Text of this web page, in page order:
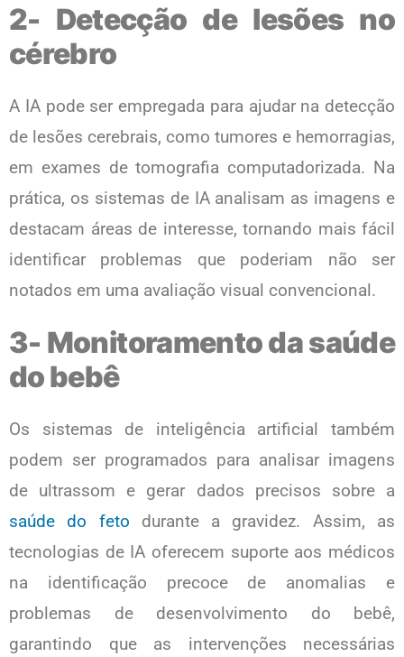
2- Detecção de lesões no
cérebro
A IA pode ser empregada para ajudar na detecção
de lesões cerebrais, como tumores e hemorragias,
em exames de tomografia computadorizada. Na
prática, os sistemas de IA analisam as imagens e
destacam áreas de interesse, tornando mais fácil
identificar problemas que poderiam não ser
notados em uma avaliação visual convencional.
3- Monitoramento da saúde
do bebê
Os sistemas de inteligência artificial também
podem ser programados para analisar imagens
de ultrassom e gerar dados precisos sobre a
saúde do feto durante a gravidez. Assim, as
tecnologias de IA oferecem suporte aos médicos
na identificação precoce de anomalias e
problemas de desenvolvimento do bebê,
garantindo que as intervenções necessárias